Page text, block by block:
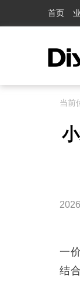
首页
当前
一
结